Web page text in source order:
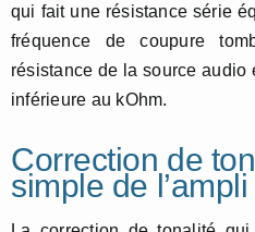
qui fait une résistance série
fréquence de coupure
résistance de la source
inférieure au kOhm.
Correction de
simple de